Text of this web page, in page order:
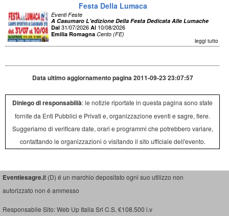
Festa Della Lumaca
Eventi Feste
A Casumaro L'edizione Della Festa Dedicata Alle Lumache
Dal 31/07/2026 Al 10/08/2026
Emilia Romagna Cento (FE)
leggi tutto
Data ultimo aggiornamento pagina 2011-09-23 23:07:57
Diniego di responsabilià: le notizie riportate in questa pagina sono state
fornite da Enti Pubblici e Privati e, organizzazione eventi e sagre, fiere.
Suggeriamo di verificare date, orari e programmi che potrebbero variare,
contattando le organizzazioni o visitando il sito ufficiale dell'evento.
Eventiesagre.it (D) é un marchio depositato ogni suo utilizzo non
autorizzato non é ammesso
Responsabile Sito: Web Up Italia Srl C.S. €108.500 i.v